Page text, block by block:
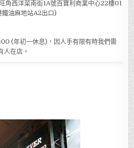
角西洋菜南街1A號百寶利商業中心22樓01
油麻地站A2出口)
(年初一休息)，因人手有限有時我們需
人在店。